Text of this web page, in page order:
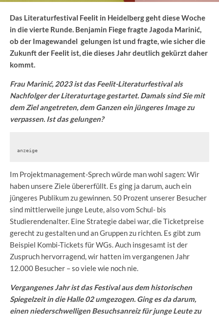
Das Literaturfestival Feelit in Heidelberg geht diese Woche
in die vierte Runde. Benjamin Fiege fragte Jagoda Marinić,
ob der Imagewandel gelungen ist und fragte, wie sicher die
Zukunft der Feelit ist, die dieses Jahr deutlich gekürzt daher
kommt.
Frau Marinić, 2023 ist das Feelit-Literaturfestival als
Nachfolger der Literaturtage gestartet. Damals sind Sie mit
dem Ziel angetreten, dem Ganzen ein jüngeres Image zu
verpassen. Ist das gelungen?
anzeige
Im Projektmanagement-Sprech würde man wohl sagen: Wir
haben unsere Ziele übererfüllt. Es ging ja darum, auch ein
jüngeres Publikum zu gewinnen. 50 Prozent unserer Besucher
sind mittlerweile junge Leute, also vom Schul- bis
Studierendenalter. Eine Strategie dabei war, die Ticketpreise
gerecht zu gestalten und an Gruppen zu richten. Es gibt zum
Beispiel Kombi-Tickets für WGs. Auch insgesamt ist der
Zuspruch hervorragend, wir hatten im vergangenen Jahr
12.000 Besucher – so viele wie noch nie.
Vergangenes Jahr ist das Festival aus dem historischen
Spiegelzeit in die Halle 02 umgezogen. Ging es da darum,
einen niederschwelligen Besuchsanreiz für junge Leute zu